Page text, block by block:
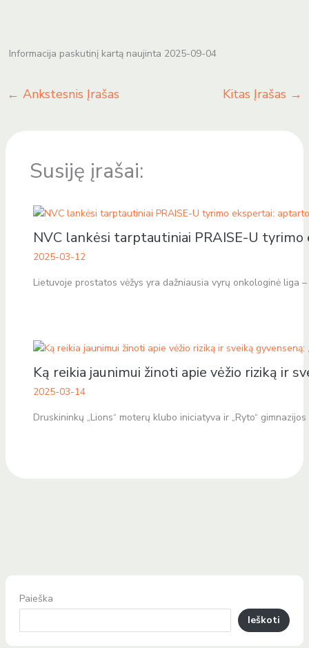
Informacija paskutinį kartą naujinta 2025-09-04
← Ankstesnis Įrašas Kitas Įrašas →
Susiję įrašai:
NVC lankėsi tarptautiniai PRAISE-U
2025-03-12
Lietuvoje prostatos vėžys yra dažniausia vyrų onkologinė liga
Ką reikia jaunimui žinoti apie vėžio riziką ir
2025-03-14
Druskininkų „Lions“ moterų klubo iniciatyva ir „Ryto“
Paieška
Ieškoti